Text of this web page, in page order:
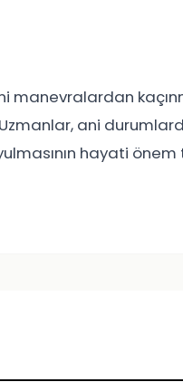
manevralardan
ani
hayati önem